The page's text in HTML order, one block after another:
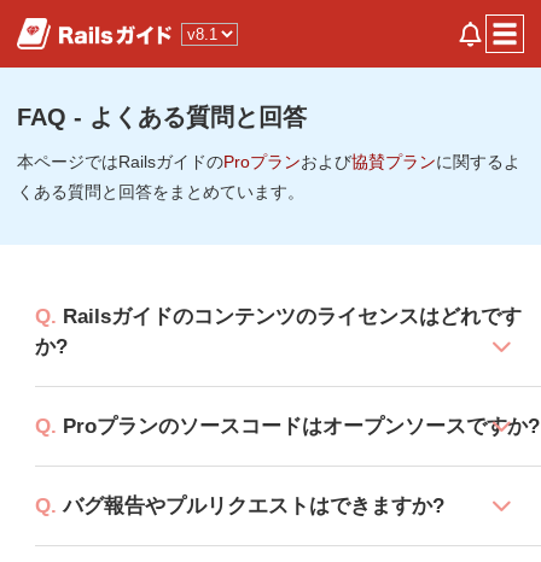
FAQ - よくある質問と回答
本ページではRailsガイドのProプランおよび協賛プランに関するよ
くある質問と回答をまとめています。
Railsガイドのコンテンツのライセンスはどれです
か?
Proプランのソースコードはオープンソースですか?
バグ報告やプルリクエストはできますか?